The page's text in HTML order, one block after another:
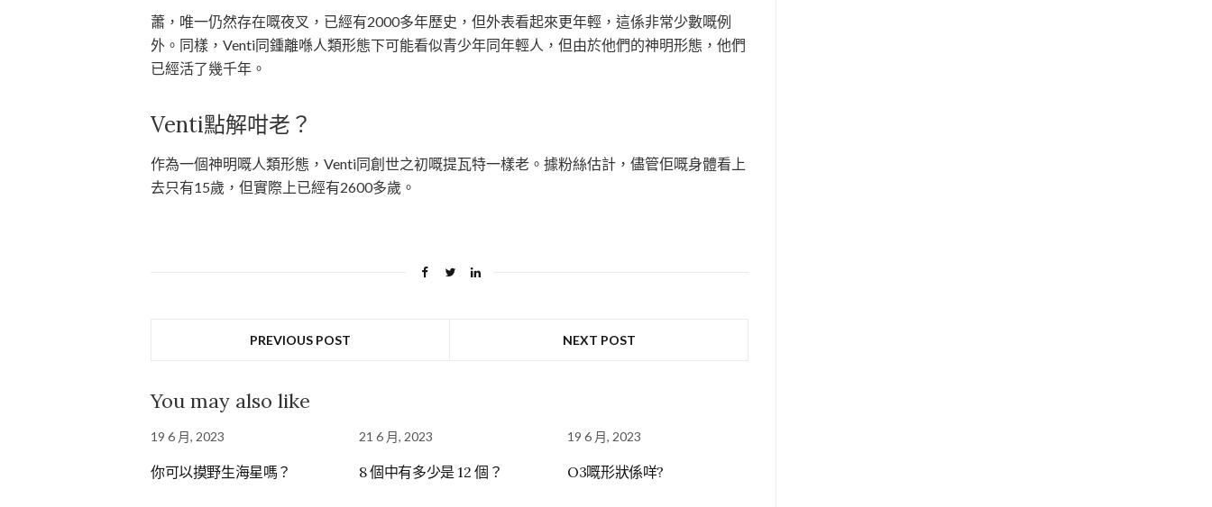
蕭，唯一仍然存在嘅夜叉，已經有2000多年歷史，但外表看起來更年輕，這係非常少數嘅例
外。同樣，Venti同鍾離喺人類形態下可能看似青少年同年輕人，但由於他們的神明形態，他們
已經活了幾千年。
Venti點解咁老？
作為一個神明嘅人類形態，Venti同創世之初嘅提瓦特一樣老。據粉絲估計，儘管佢嘅身體看上
去只有15歲，但實際上已經有2600多歲。
PREVIOUS POST NEXT POST
You may also like
19 6 月, 2023
你可以摸野生海星嗎？
21 6 月, 2023
8 個中有多少是 12 個？
19 6 月, 2023
O3嘅形狀係咩?